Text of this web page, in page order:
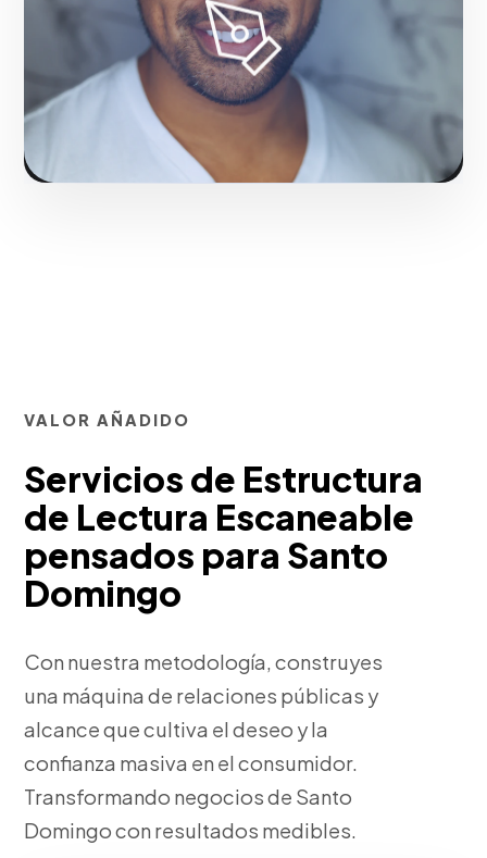
Domingo.
Solicitar servicio
VALOR AÑADIDO
Servicios de Estructura
de Lectura Escaneable
pensados para Santo
Domingo
Con nuestra metodología, construyes
una máquina de relaciones públicas y
alcance que cultiva el deseo y la
confianza masiva en el consumidor.
Transformando negocios de Santo
Domingo con resultados medibles.